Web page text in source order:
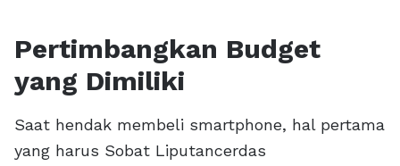
Pertimbangkan Budget
yang Dimiliki
Saat hendak membeli smartphone, hal pertama
yang harus Sobat Liputancerdas